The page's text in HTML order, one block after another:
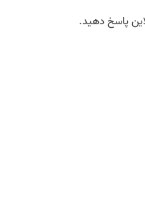
پاسخ دهید.